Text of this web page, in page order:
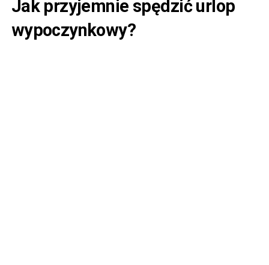
Jak przyjemnie spędzić urlop
wypoczynkowy?